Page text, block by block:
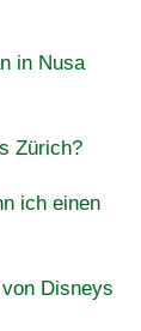
in Nusa
Zürich?
ich einen
Disneys